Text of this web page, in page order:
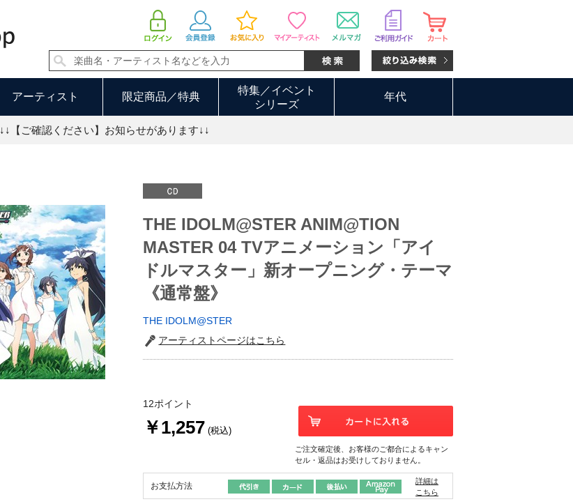
アーティスト 限定商品／特典
特集／イベント
シリーズ
年代
↓↓【ご確認ください】お知らせがあります↓↓
THE IDOLM@STER ANIM@TION
MASTER 04 TVアニメーション「アイ
ドルマスター」新オープニング・テーマ
《通常盤》
THE IDOLM@STER
アーティストページはこちら
12ポイント
￥1,257 (税込)
ご注文確定後、お客様のご都合によるキャン
セル・返品はお受けしておりません。
お支払方法
詳細は
こちら